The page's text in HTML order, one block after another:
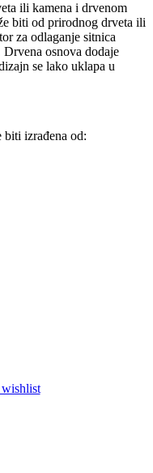
ili kamena i drvenom
biti od prirodnog drveta ili
za odlaganje sitnica
osnova dodaje
se lako uklapa u
biti izrađena od: